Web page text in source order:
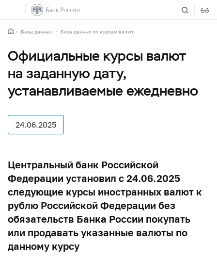
Базы данных База данных по курсам валют
Официальные курсы валют
на заданную дату,
устанавливаемые ежедневно
24.06.2025
Центральный банк Российской
Федерации установил с 24.06.2025
следующие курсы иностранных валют к
рублю Российской Федерации без
обязательств Банка России покупать
или продавать указанные валюты по
данному курсу